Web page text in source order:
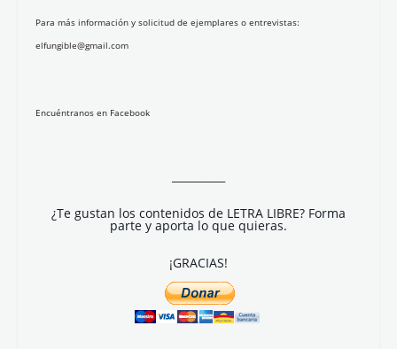
Para más información y solicitud de ejemplares o entrevistas:
elfungible@gmail.com
Encuéntranos en Facebook
¿Te gustan los contenidos de LETRA LIBRE? Forma
parte y aporta lo que quieras.
¡GRACIAS!